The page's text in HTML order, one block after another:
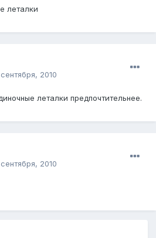
леталки
2010
леталки предпочтительнее.
2010